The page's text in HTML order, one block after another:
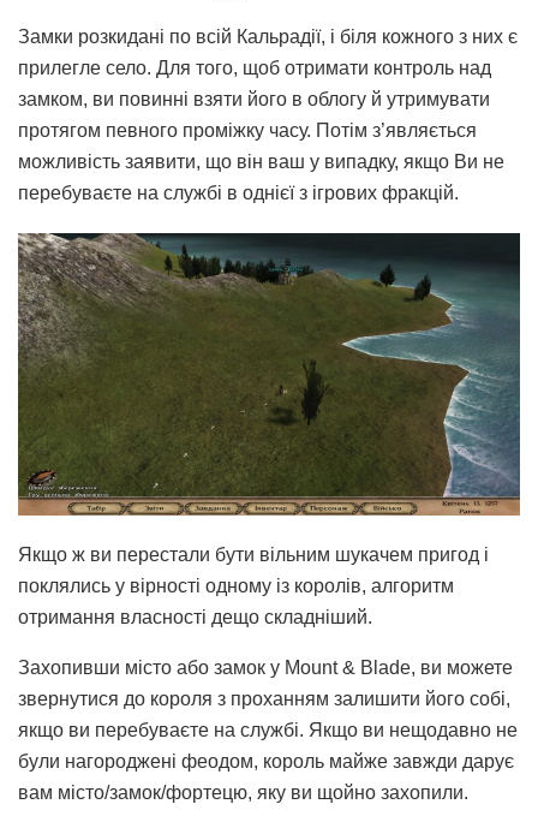
Замки розкидані по всій Кальрадії, і біля кожного з них є
прилегле село. Для того, щоб отримати контроль над
замком, ви повинні взяти його в облогу й утримувати
протягом певного проміжку часу. Потім з’являється
можливість заявити, що він ваш у випадку, якщо Ви не
перебуваєте на службі в однієї з ігрових фракцій.
Якщо ж ви перестали бути вільним шукачем пригод і
поклялись у вірності одному із королів, алгоритм
отримання власності дещо складніший.
Захопивши місто або замок у Mount & Blade, ви можете
звернутися до короля з проханням залишити його собі,
якщо ви перебуваєте на службі. Якщо ви нещодавно не
були нагороджені феодом, король майже завжди дарує
вам місто/замок/фортецю, яку ви щойно захопили.